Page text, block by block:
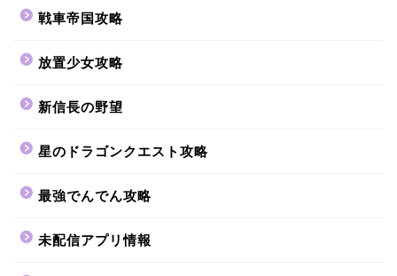
戦車帝国攻略
放置少女攻略
新信長の野望
星のドラゴンクエスト攻略
最強でんでん攻略
未配信アプリ情報